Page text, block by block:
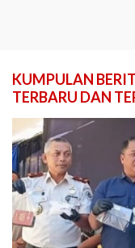
KUMPULAN
TERBARU DAN